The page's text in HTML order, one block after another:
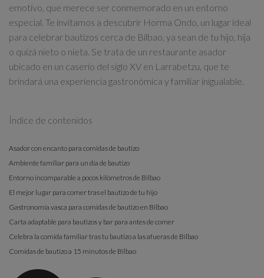
emotivo, que merece ser conmemorado en un entorno
especial. Te invitamos a descubrir Horma Ondo, un lugar ideal
para celebrar bautizos cerca de Bilbao , ya sean de tu hijo, hija
o quizá nieto o nieta. Se trata de un restaurante asador
ubicado en un caserío del siglo XV en Larrabetzu, que te
brindará una experiencia gastronómica y familiar inigualable.
Índice de contenidos
Asador con encanto para comidas de bautizo
Ambiente familiar para un día de bautizo
Entorno incomparable a pocos kilómetros de Bilbao
El mejor lugar para comer tras el bautizo de tu hijo
Gastronomía vasca para comidas de bautizo en Bilbao
Carta adaptable para bautizos y bar para antes de comer
Celebra la comida familiar tras tu bautizo a las afueras de Bilbao
Comidas de bautizo a 15 minutos de Bilbao